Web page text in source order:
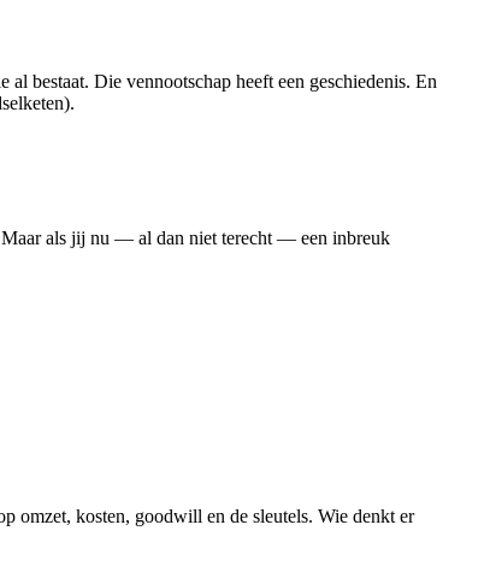
bestaat. Die vennootschap heeft een geschiedenis. En
Maar als jij nu — al dan niet terecht — een inbreuk
omzet, kosten, goodwill en de sleutels. Wie denkt er